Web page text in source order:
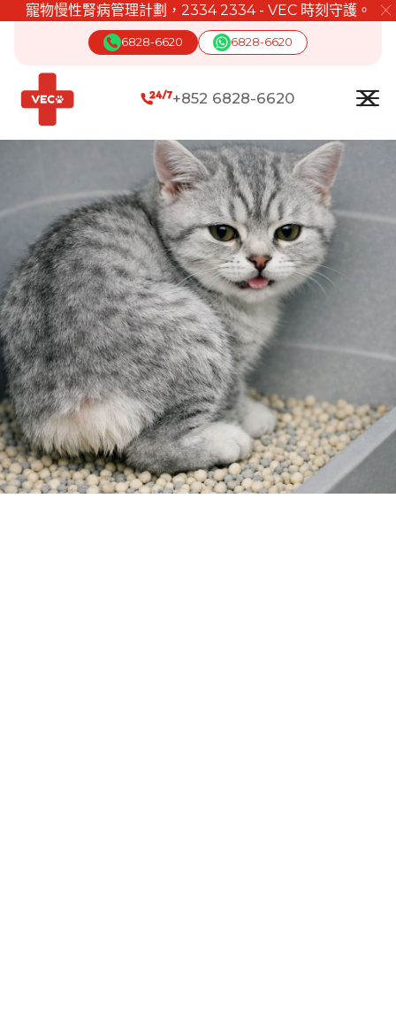
寵物慢性腎病管理計劃，2334 2334 - VEC 時刻守護。 ╳
6828-6620 6828-6620
+852 6828-6620